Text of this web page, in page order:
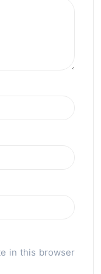
in this browser